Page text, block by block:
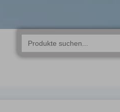
Search
for: